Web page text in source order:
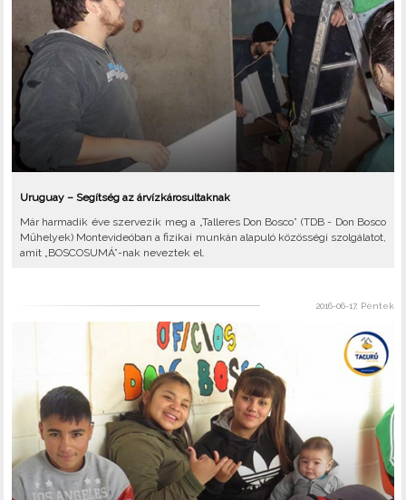
Uruguay – Segítség az árvízkárosultaknak
Már harmadik éve szervezik meg a „Talleres Don Bosco” (TDB - Don Bosco
Műhelyek) Montevideóban a fizikai munkán alapuló közösségi szolgálatot,
amit „BOSCOSUMÁ”-nak neveztek el.
2016-06-17, Péntek